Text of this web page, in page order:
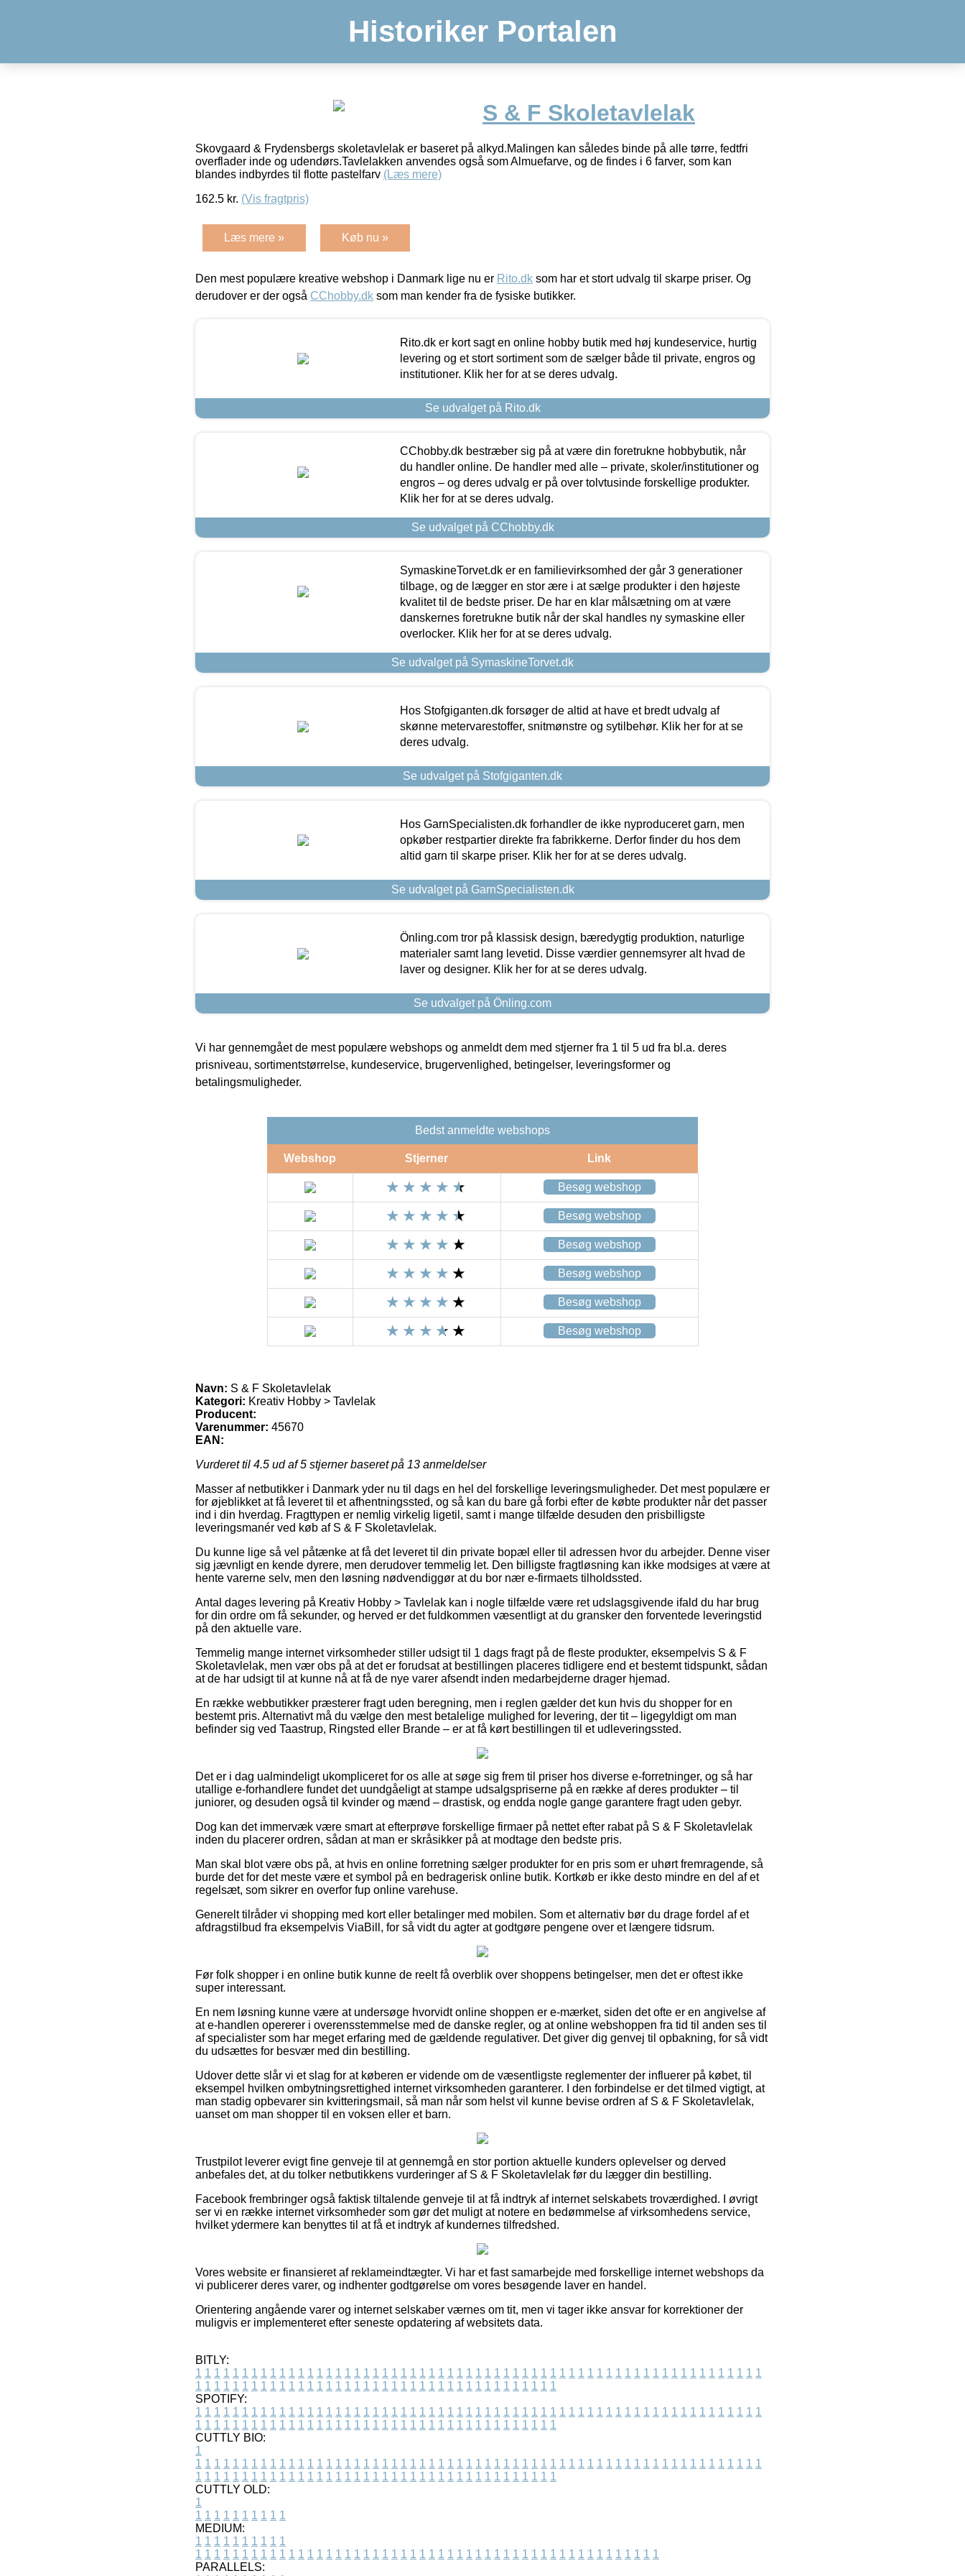
Historiker Portalen
S & F Skoletavlelak
Skovgaard & Frydensbergs skoletavlelak er baseret på alkyd.Malingen kan således binde på alle tørre, fedtfri
overflader inde og udendørs.Tavlelakken anvendes også som Almuefarve, og de findes i 6 farver, som kan
blandes indbyrdes til flotte pastelfarv (Læs mere)
162.5 kr. (Vis fragtpris)
Læs mere » Køb nu »
Den mest populære kreative webshop i Danmark lige nu er Rito.dk som har et stort udvalg til skarpe priser. Og
derudover er der også CChobby.dk som man kender fra de fysiske butikker.
Rito.dk er kort sagt en online hobby butik med høj kundeservice, hurtig
levering og et stort sortiment som de sælger både til private, engros og
institutioner. Klik her for at se deres udvalg.
Se udvalget på Rito.dk
CChobby.dk bestræber sig på at være din foretrukne hobbybutik, når
du handler online. De handler med alle – private, skoler/institutioner og
engros – og deres udvalg er på over tolvtusinde forskellige produkter.
Klik her for at se deres udvalg.
Se udvalget på CChobby.dk
SymaskineTorvet.dk er en familievirksomhed der går 3 generationer
tilbage, og de lægger en stor ære i at sælge produkter i den højeste
kvalitet til de bedste priser. De har en klar målsætning om at være
danskernes foretrukne butik når der skal handles ny symaskine eller
overlocker. Klik her for at se deres udvalg.
Se udvalget på SymaskineTorvet.dk
Hos Stofgiganten.dk forsøger de altid at have et bredt udvalg af
skønne metervarestoffer, snitmønstre og sytilbehør. Klik her for at se
deres udvalg.
Se udvalget på Stofgiganten.dk
Hos GarnSpecialisten.dk forhandler de ikke nyproduceret garn, men
opkøber restpartier direkte fra fabrikkerne. Derfor finder du hos dem
altid garn til skarpe priser. Klik her for at se deres udvalg.
Se udvalget på GarnSpecialisten.dk
Önling.com tror på klassisk design, bæredygtig produktion, naturlige
materialer samt lang levetid. Disse værdier gennemsyrer alt hvad de
laver og designer. Klik her for at se deres udvalg.
Se udvalget på Önling.com
Vi har gennemgået de mest populære webshops og anmeldt dem med stjerner fra 1 til 5 ud fra bl.a. deres
prisniveau, sortimentstørrelse, kundeservice, brugervenlighed, betingelser, leveringsformer og
betalingsmuligheder.
Bedst anmeldte webshops
Webshop Stjerner Link
Besøg webshop
Besøg webshop
Besøg webshop
Besøg webshop
Besøg webshop
Besøg webshop
Navn: S & F Skoletavlelak
Kategori: Kreativ Hobby > Tavlelak
Producent:
Varenummer: 45670
EAN:
Vurderet til 4.5 ud af 5 stjerner baseret på 13 anmeldelser
Masser af netbutikker i Danmark yder nu til dags en hel del forskellige leveringsmuligheder. Det mest populære er
for øjeblikket at få leveret til et afhentningssted, og så kan du bare gå forbi efter de købte produkter når det passer
ind i din hverdag. Fragttypen er nemlig virkelig ligetil, samt i mange tilfælde desuden den prisbilligste
leveringsmanér ved køb af S & F Skoletavlelak.
Du kunne lige så vel påtænke at få det leveret til din private bopæl eller til adressen hvor du arbejder. Denne viser
sig jævnligt en kende dyrere, men derudover temmelig let. Den billigste fragtløsning kan ikke modsiges at være at
hente varerne selv, men den løsning nødvendiggør at du bor nær e-firmaets tilholdssted.
Antal dages levering på Kreativ Hobby > Tavlelak kan i nogle tilfælde være ret udslagsgivende ifald du har brug
for din ordre om få sekunder, og herved er det fuldkommen væsentligt at du gransker den forventede leveringstid
på den aktuelle vare.
Temmelig mange internet virksomheder stiller udsigt til 1 dags fragt på de fleste produkter, eksempelvis S & F
Skoletavlelak, men vær obs på at det er forudsat at bestillingen placeres tidligere end et bestemt tidspunkt, sådan
at de har udsigt til at kunne nå at få de nye varer afsendt inden medarbejderne drager hjemad.
En række webbutikker præsterer fragt uden beregning, men i reglen gælder det kun hvis du shopper for en
bestemt pris. Alternativt må du vælge den mest betalelige mulighed for levering, der tit – ligegyldigt om man
befinder sig ved Taastrup, Ringsted eller Brande – er at få kørt bestillingen til et udleveringssted.
Det er i dag ualmindeligt ukompliceret for os alle at søge sig frem til priser hos diverse e-forretninger, og så har
utallige e-forhandlere fundet det uundgåeligt at stampe udsalgspriserne på en række af deres produkter – til
juniorer, og desuden også til kvinder og mænd – drastisk, og endda nogle gange garantere fragt uden gebyr.
Dog kan det immervæk være smart at efterprøve forskellige firmaer på nettet efter rabat på S & F Skoletavlelak
inden du placerer ordren, sådan at man er skråsikker på at modtage den bedste pris.
Man skal blot være obs på, at hvis en online forretning sælger produkter for en pris som er uhørt fremragende, så
burde det for det meste være et symbol på en bedragerisk online butik. Kortkøb er ikke desto mindre en del af et
regelsæt, som sikrer en overfor fup online varehuse.
Generelt tilråder vi shopping med kort eller betalinger med mobilen. Som et alternativ bør du drage fordel af et
afdragstilbud fra eksempelvis ViaBill, for så vidt du agter at godtgøre pengene over et længere tidsrum.
Før folk shopper i en online butik kunne de reelt få overblik over shoppens betingelser, men det er oftest ikke
super interessant.
En nem løsning kunne være at undersøge hvorvidt online shoppen er e-mærket, siden det ofte er en angivelse af
at e-handlen opererer i overensstemmelse med de danske regler, og at online webshoppen fra tid til anden ses til
af specialister som har meget erfaring med de gældende regulativer. Det giver dig genvej til opbakning, for så vidt
du udsættes for besvær med din bestilling.
Udover dette slår vi et slag for at køberen er vidende om de væsentligste reglementer der influerer på købet, til
eksempel hvilken ombytningsrettighed internet virksomheden garanterer. I den forbindelse er det tilmed vigtigt, at
man stadig opbevarer sin kvitteringsmail, så man når som helst vil kunne bevise ordren af S & F Skoletavlelak,
uanset om man shopper til en voksen eller et barn.
Trustpilot leverer evigt fine genveje til at gennemgå en stor portion aktuelle kunders oplevelser og derved
anbefales det, at du tolker netbutikkens vurderinger af S & F Skoletavlelak før du lægger din bestilling.
Facebook frembringer også faktisk tiltalende genveje til at få indtryk af internet selskabets troværdighed. I øvrigt
ser vi en række internet virksomheder som gør det muligt at notere en bedømmelse af virksomhedens service,
hvilket ydermere kan benyttes til at få et indtryk af kundernes tilfredshed.
Vores website er finansieret af reklameindtægter. Vi har et fast samarbejde med forskellige internet webshops da
vi publicerer deres varer, og indhenter godtgørelse om vores besøgende laver en handel.
Orientering angående varer og internet selskaber værnes om tit, men vi tager ikke ansvar for korrektioner der
muligvis er implementeret efter seneste opdatering af websitets data.
BITLY:
1 1 1 1 1 1 1 1 1 1 1 1 1 1 1 1 1 1 1 1 1 1 1 1 1 1 1 1 1 1 1 1 1 1 1 1 1 1 1 1 1 1 1 1 1 1 1 1 1 1 1 1 1 1 1 1 1 1 1 1 1
1 1 1 1 1 1 1 1 1 1 1 1 1 1 1 1 1 1 1 1 1 1 1 1 1 1 1 1 1 1 1 1 1 1 1 1 1 1 1
SPOTIFY:
1 1 1 1 1 1 1 1 1 1 1 1 1 1 1 1 1 1 1 1 1 1 1 1 1 1 1 1 1 1 1 1 1 1 1 1 1 1 1 1 1 1 1 1 1 1 1 1 1 1 1 1 1 1 1 1 1 1 1 1 1
1 1 1 1 1 1 1 1 1 1 1 1 1 1 1 1 1 1 1 1 1 1 1 1 1 1 1 1 1 1 1 1 1 1 1 1 1 1 1
CUTTLY BIO:
1
1 1 1 1 1 1 1 1 1 1 1 1 1 1 1 1 1 1 1 1 1 1 1 1 1 1 1 1 1 1 1 1 1 1 1 1 1 1 1 1 1 1 1 1 1 1 1 1 1 1 1 1 1 1 1 1 1 1 1 1 1
1 1 1 1 1 1 1 1 1 1 1 1 1 1 1 1 1 1 1 1 1 1 1 1 1 1 1 1 1 1 1 1 1 1 1 1 1 1 1
CUTTLY OLD:
1
1 1 1 1 1 1 1 1 1 1
MEDIUM:
1 1 1 1 1 1 1 1 1 1
1 1 1 1 1 1 1 1 1 1 1 1 1 1 1 1 1 1 1 1 1 1 1 1 1 1 1 1 1 1 1 1 1 1 1 1 1 1 1 1 1 1 1 1 1 1 1 1 1 1
PARALLELS: